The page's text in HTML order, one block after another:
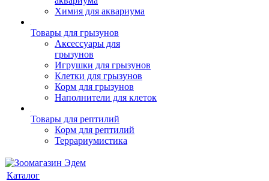
Химия для аквариума
Товары для грызунов
Аксессуары для
грызунов
Игрушки для грызунов
Клетки для грызунов
Корм для грызунов
Наполнители для клеток
Товары для рептилий
Корм для рептилий
Террариумистика
Каталог